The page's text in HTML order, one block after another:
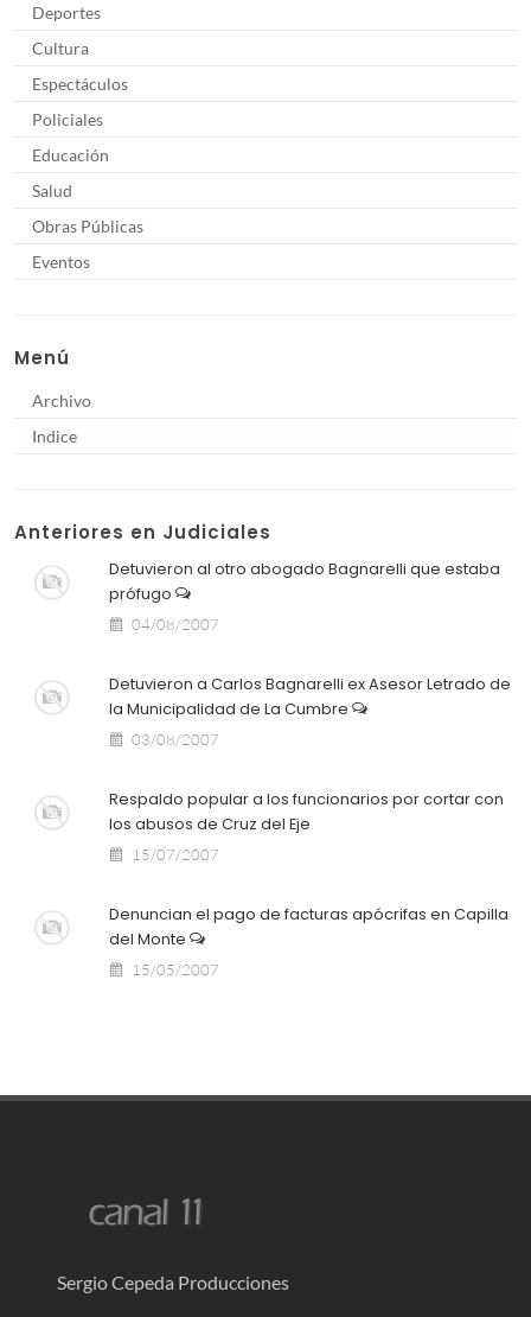
Deportes
Cultura
Espectáculos
Policiales
Educación
Salud
Obras Públicas
Eventos
Menú
Archivo
Indice
Anteriores en Judiciales
Detuvieron al otro abogado Bagnarelli que estaba
prófugo
04/08/2007
Detuvieron a Carlos Bagnarelli ex Asesor Letrado de
la Municipalidad de La Cumbre
03/08/2007
Respaldo popular a los funcionarios por cortar con
los abusos de Cruz del Eje
15/07/2007
Denuncian el pago de facturas apócrifas en Capilla
del Monte
15/05/2007
Sergio Cepeda Producciones